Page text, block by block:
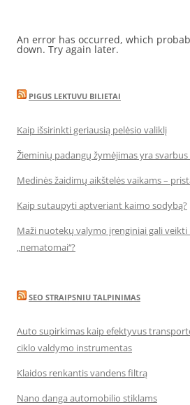
An error has occurred, which
down. Try again later.
PIGUS LEKTUVU BILIETAI
Kaip išsirinkti geriausią pelėsio valiklį
Žieminių padangų žymėjimas yra
Medinės žaidimų aikštelės vaikams –
Kaip sutaupyti aptveriant kaimo sodybą?
Maži nuotekų valymo įrenginiai gali
„nematomai‘‘?
SEO STRAIPSNIU TALPINIMAS
Auto supirkimas kaip efektyvus
ciklo valdymo instrumentas
Klaidos renkantis vandens filtrą
Nano danga automobilio stiklams